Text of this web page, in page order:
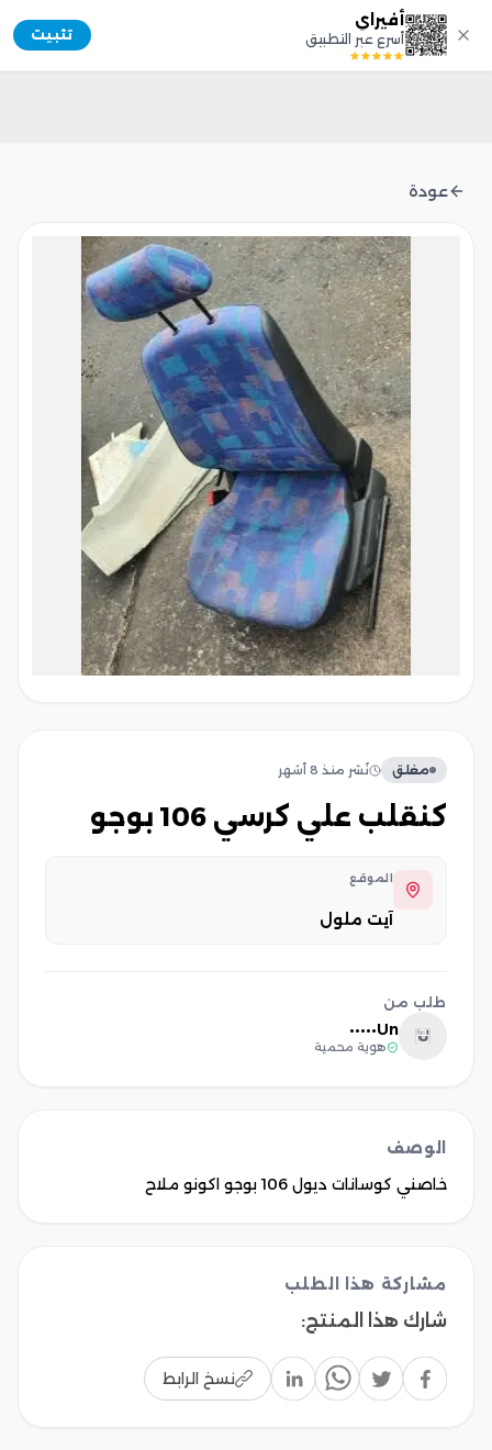
أفيراي
أسرع عبر التطبيق تثبيت Afiray
عودة
مغلق نُشر منذ 8 أشهر
كنقلب علي كرسي 106 بوجو
الموقع
آيت ملول
طلب من
U
Un•••••
هوية محمية
الوصف
خاصني كوسانات ديول 106 بوجو اكونو ملاح
مشاركة هذا الطلب
شارك هذا المنتج:
نسخ الرابط